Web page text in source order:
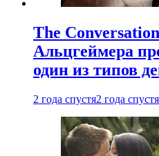
The
Альцгеймера
один из типов
2 года спустя2 года спустя